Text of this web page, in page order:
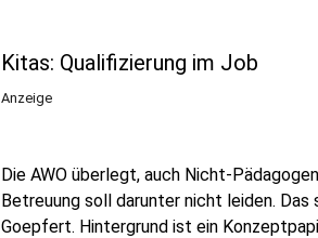
Kitas: Qualifizierung im Job
Anzeige
Die AWO überlegt, auch Nicht-
Betreuung soll darunter nicht leiden. Das
Goepfert. Hintergrund ist ein